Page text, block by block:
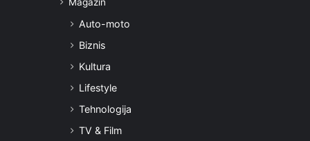
Auto-moto
Biznis
Kultura
Lifestyle
Tehnologija
TV & Film